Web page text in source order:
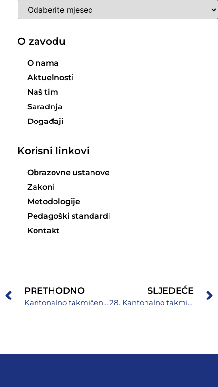
O zavodu
O nama
Aktuelnosti
Naš tim
Saradnja
Događaji
Korisni linkovi
Obrazovne ustanove
Zakoni
Metodologije
Pedagoški standardi
Kontakt
PRETHODNO
Kantonalno takmičenje za osnovne i srednje škole „Projekt građanin/Ja građanin“
SLJEDEĆE
28. Kantonalno takmičenje iz informatike učenika srednjih škola